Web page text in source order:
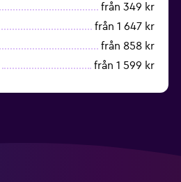
från 349 kr
från 1 647 kr
från 858 kr
från 1 599 kr